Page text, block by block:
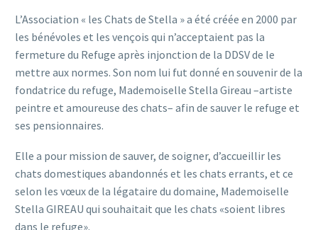
L’Association « les Chats de Stella » a été créée en 2000 par
les bénévoles et les vençois qui n’acceptaient pas la
fermeture du Refuge après injonction de la DDSV de le
mettre aux normes. Son nom lui fut donné en souvenir de la
fondatrice du refuge, Mademoiselle Stella Gireau –artiste
peintre et amoureuse des chats– afin de sauver le refuge et
ses pensionnaires.
Elle a pour mission de sauver, de soigner, d’accueillir les
chats domestiques abandonnés et les chats errants, et ce
selon les vœux de la légataire du domaine, Mademoiselle
Stella GIREAU qui souhaitait que les chats «soient libres
dans le refuge».